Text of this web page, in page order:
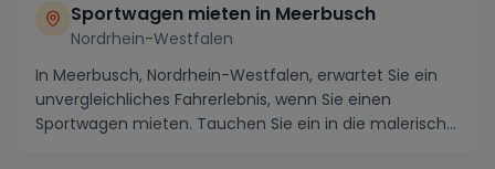
Sportwagen mieten in Meerbusch
Nordrhein-Westfalen
In Meerbusch, Nordrhein-Westfalen, erwartet Sie ein
unvergleichliches Fahrerlebnis, wenn Sie einen
Sportwagen mieten. Tauchen Sie ein in die malerisch...